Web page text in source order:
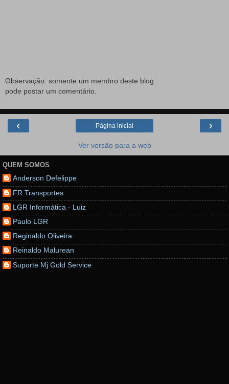
Observação: somente um membro deste blog
pode postar um comentário.
‹ ›
Página inicial
Ver versão para a web
QUEM SOMOS
Anderson Defelippe
FR Transportes
LGR Informática - Luiz
Paulo LGR
Reginaldo Oliveira
Reinaldo Malurean
Suporte Mj Gold Service